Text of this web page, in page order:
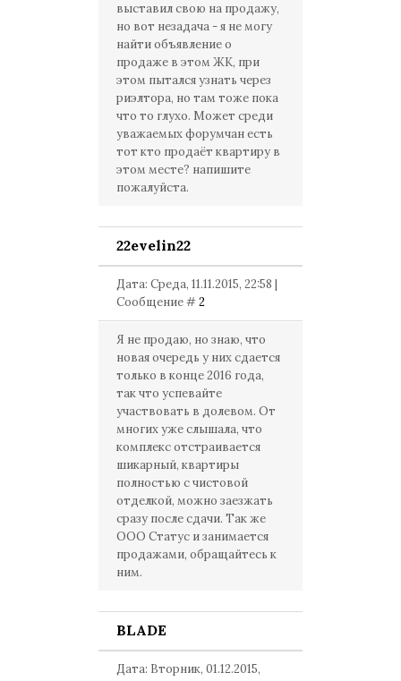
выставил свою на продажу,
но вот незадача - я не могу
найти объявление о
продаже в этом ЖК, при
этом пытался узнать через
риэлтора, но там тоже пока
что то глухо. Может среди
уважаемых форумчан есть
тот кто продаёт квартиру в
этом месте? напишите
пожалуйста.
22evelin22
Дата: Среда, 11.11.2015, 22:58 |
Сообщение #2
Я не продаю, но знаю, что
новая очередь у них сдается
только в конце 2016 года,
так что успевайте
участвовать в долевом. От
многих уже слышала, что
комплекс отстраивается
шикарный, квартиры
полностью с чистовой
отделкой, можно заезжать
сразу после сдачи. Так же
ООО Статус и занимается
продажами, обращайтесь к
ним.
BLADE
Дата: Вторник, 01.12.2015,